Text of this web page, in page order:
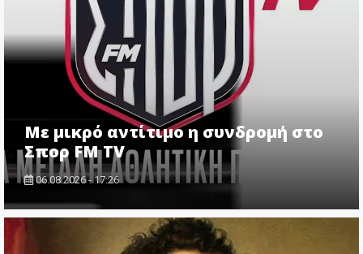
Με μικρό αντίτιμο η συνδρομή στο
Σπορ FM TV
06.08.2026 - 17:26